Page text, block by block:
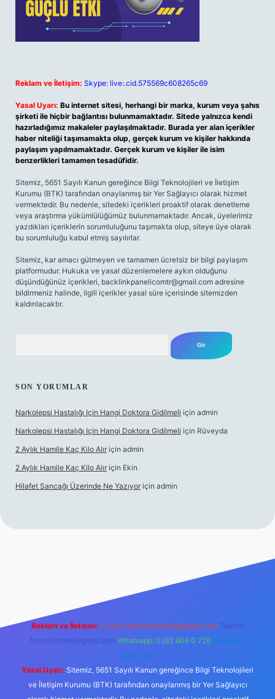
Reklam ve İletişim: Skype: live:.cid.575569c608265c69
Yasal Uyarı: Bu internet sitesi, herhangi bir marka, kurum veya şahıs
şirketi ile hiçbir bağlantısı bulunmamaktadır. Sitede yalnızca kendi
hazırladığımız makaleler paylaşılmaktadır. Burada yer alan içerikler
haber niteliği taşımamakta olup, gerçek kurum ve kişiler hakkında
paylaşım yapılmamaktadır. Gerçek kurum ve kişiler ile isim
benzerlikleri tamamen tesadüfidir.
Sitemiz, 5651 Sayılı Kanun gereğince Bilgi Teknolojileri ve İletişim
Kurumu (BTK) tarafından onaylanmış bir Yer Sağlayıcı olarak hizmet
vermektedir. Bu nedenle, sitedeki içerikleri proaktif olarak denetleme
veya araştırma yükümlülüğümüz bulunmamaktadır. Ancak, üyelerimiz
yazdıkları içeriklerin sorumluluğunu taşımakta olup, siteye üye olarak
bu sorumluluğu kabul etmiş sayılırlar.
Sitemiz, kar amacı gütmeyen ve tamamen ücretsiz bir bilgi paylaşım
platformudur. Hukuka ve yasal düzenlemelere aykırı olduğunu
düşündüğünüz içerikleri, backlinkpanelicomtr@gmail.com adresine
bildirmeniz halinde, ilgili içerikler yasal süre içerisinde sitemizden
kaldırılacaktır.
SON YORUMLAR
Narkolepsi Hastalığı Için Hangi Doktora Gidilmeli için admin
Narkolepsi Hastalığı Için Hangi Doktora Gidilmeli için Rüveyda
2 Aylık Hamile Kaç Kilo Alır için admin
2 Aylık Hamile Kaç Kilo Alır için Ekin
Hilafet Sancağı Üzerinde Ne Yazıyor için admin
Reklam ve İletişim: E-mail: backlinkpaneli@gmail.com Teams:
forumhizmeti@gmail.com Whatsapp: 0262 606 0 726 Telegram:
@karabul
Yasal Uyarı: Sitemiz, 5651 Sayılı Kanun gereğince Bilgi Teknolojileri
ve İletişim Kurumu (BTK) tarafından onaylanmış bir Yer Sağlayıcı